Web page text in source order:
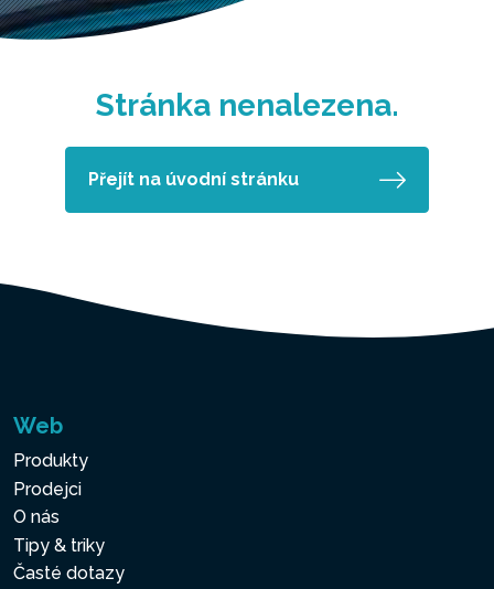
Stránka nenalezena.
Přejít na úvodní stránku
Web
Produkty
Prodejci
O nás
Tipy & triky
Časté dotazy